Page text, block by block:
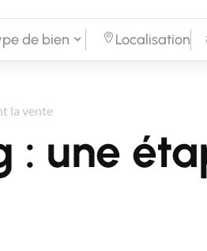
de bien Localisation
: une
la vente